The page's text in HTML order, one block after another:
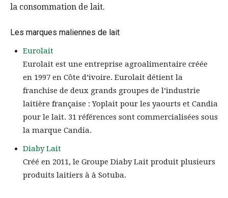
la consommation de lait.
Les marques maliennes de lait
Eurolait
Eurolait est une entreprise agroalimentaire créée
en 1997 en Côte d’ivoire. Eurolait détient la
franchise de deux grands groupes de l’industrie
laitière française : Yoplait pour les yaourts et Candia
pour le lait. 31 références sont commercialisées sous
la marque Candia.
Diaby Lait
Créé en 2011, le Groupe Diaby Lait produit plusieurs
produits laitiers à à Sotuba.